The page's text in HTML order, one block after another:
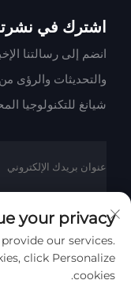
اشترك في
انضم إلى رسالتنا
والتحديثات والرؤى
شيانغ للتكنولوجيا
حقوق النشر © شركة
جميع الحقوق محفوظة
your privacy
our services.
click Personalize
cookies.